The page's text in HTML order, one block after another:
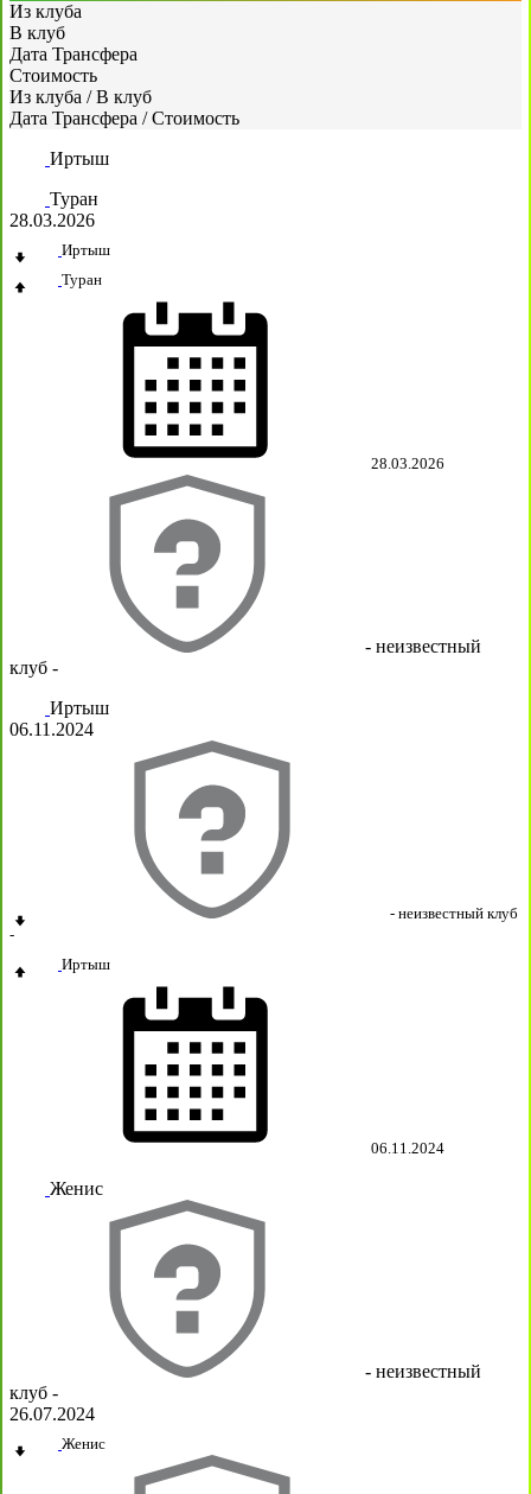
Из клуба
В клуб
Дата Трансфера
Стоимость
Из клуба / В клуб
Дата Трансфера / Стоимость
Иртыш
Туран
28.03.2026
Иртыш
Туран
28.03.2026
- неизвестный
клуб -
Иртыш
06.11.2024
- неизвестный клуб
-
Иртыш
06.11.2024
Женис
- неизвестный
клуб -
26.07.2024
Женис